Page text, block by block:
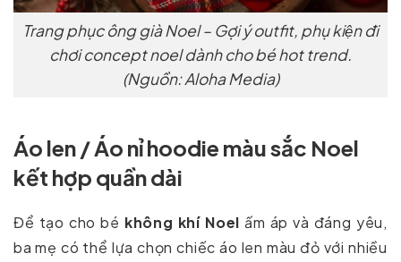
Trang phục ông già Noel – Gợi ý outfit, phụ kiện đi
chơi concept noel dành cho bé hot trend.
(Nguồn: Aloha Media)
Áo len / Áo nỉ hoodie màu sắc Noel
kết hợp quần dài
Để tạo cho bé không khí Noel ấm áp và đáng yêu,
ba mẹ có thể lựa chọn chiếc áo len màu đỏ với nhiều